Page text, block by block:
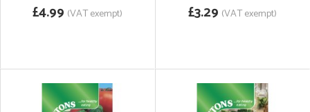
£4.99 (VAT exempt) £3.29 (VAT exempt)